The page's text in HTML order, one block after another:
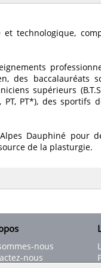
et technologique,
des baccalauréats
supérieurs
PT, PT*), des sportifs
Dauphiné pour
de la plasturgie.
nous
nous